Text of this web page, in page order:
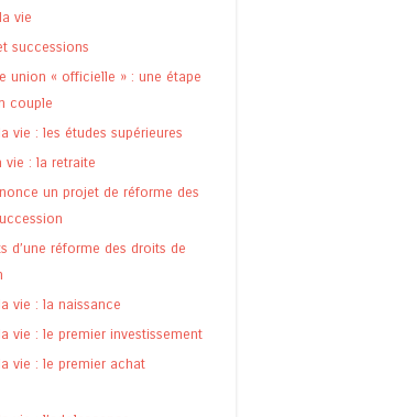
vie
successions
union « officielle » : une étape
couple
vie : les études supérieures
vie : la retraite
un projet de réforme des
d’une réforme des droits de
vie : la naissance
vie : le premier investissement
vie : le premier achat